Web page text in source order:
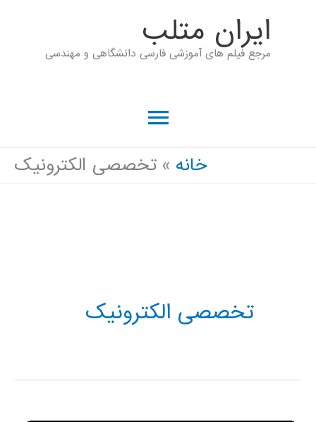
ايران متلب
مرجع فیلم های آموزشی فارسی دانشگاهی و مهندسی
فهرست
اصلی خانه تخصصی الکترونیک
تخصصی الکترونیک